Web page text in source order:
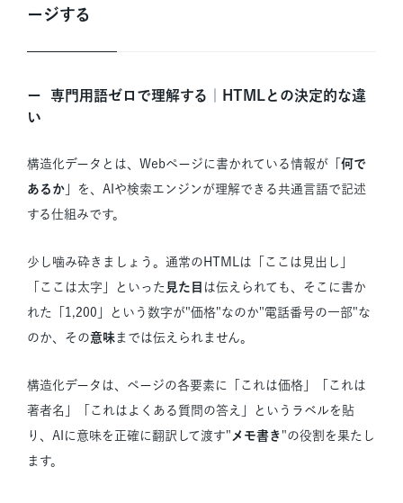
ージする
専門用語ゼロで理解する｜HTMLとの決定的な違
い
構造化データとは、Webページに書かれている情報が「 何で
あるか 」を、AIや検索エンジンが理解できる共通言語で記述
する仕組みです。
少し噛み砕きましょう。通常のHTMLは「ここは見出し」
「ここは太字」といった 見た目 は伝えられても、そこに書か
れた「1,200」という数字が"価格"なのか"電話番号の一部"な
のか、その意味までは伝えられません。
構造化データは、ページの各要素に「これは価格」「これは
著者名」「これはよくある質問の答え」というラベルを貼
り、AIに意味を正確に翻訳して渡す" メモ書き "の役割を果たし
ます。